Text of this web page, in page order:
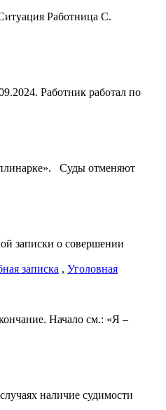
Работница С.
Работник работал по
Суды отменяют
записки о совершении
записка , Уголовная
Начало см.: «Я –
наличие судимости